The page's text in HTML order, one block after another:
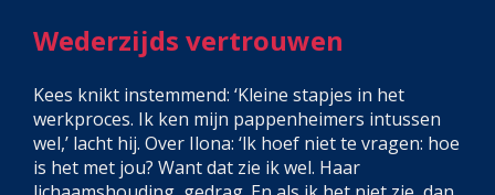
Wederzijds vertrouwen
Kees knikt instemmend: ‘Kleine stapjes in het
werkproces. Ik ken mijn pappenheimers intussen
wel,’ lacht hij. Over Ilona: ‘lk hoef niet te vragen: hoe
is het met jou? Want dat zie ik wel. Haar